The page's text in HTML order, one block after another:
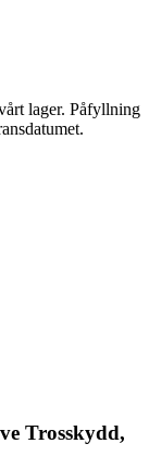
lager. Påfyllning
Trosskydd,